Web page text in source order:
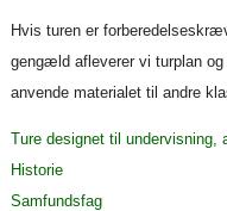
Hvis turen er
gengæld afleverer vi turplan
anvende materialet til andre
Ture designet til undervisning,
Historie
Samfundsfag